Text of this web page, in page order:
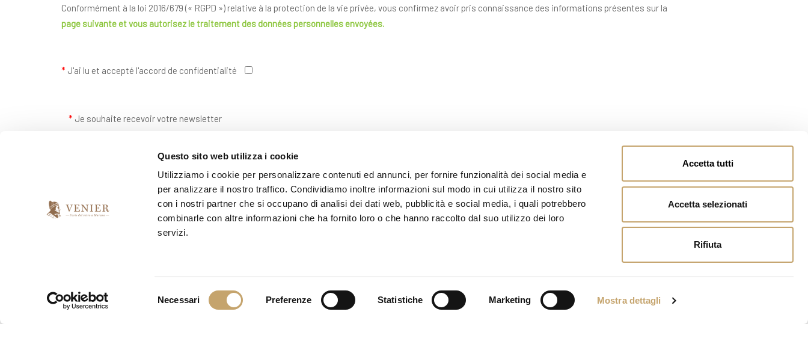
Questo sito web utilizza i cookie
Utilizziamo i cookie per personalizzare contenuti ed annunci, per fornire funzionalità dei social media e
per analizzare il nostro traffico. Condividiamo inoltre informazioni sul modo in cui utilizza il nostro sito
con i nostri partner che si occupano di analisi dei dati web, pubblicità e social media, i quali potrebbero
combinarle con altre informazioni che ha fornito loro o che hanno raccolto dal suo utilizzo dei loro
servizi.
Necessari Preferenze Statistiche Marketing Mostra dettagli
Accetta tutti
Accetta selezionati
Rifiuta
Conformément à la loi 2016/679 (« RGPD ») relative à la protection de la vie privée, vous confirmez avoir pris connaissance des informations présentes sur la
page suivanteet vous autorisez le traitement des données personnelles envoyées.
* J'ai lu et accepté l'accord de confidentialité
* Je souhaite recevoir votre newsletter
ENVOYER
Les champs avec * sont obligatoires